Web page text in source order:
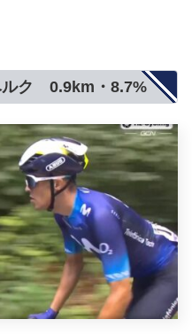
ク 0.9km・8.7%